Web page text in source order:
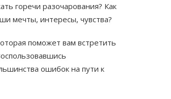
горечи разочарования? Как
мечты, интересы, чувства?
поможет вам встретить
ошибок на пути к